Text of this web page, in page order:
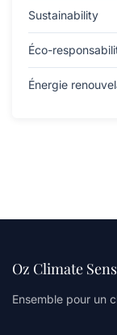
Sustainability
Éco-
Énergie
Oz Climate
Ensemble pour un